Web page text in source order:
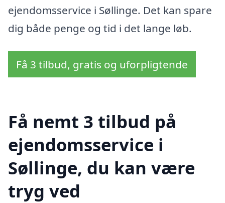
ejendomsservice i Søllinge. Det kan spare
dig både penge og tid i det lange løb.
Få 3 tilbud, gratis og uforpligtende
Få nemt 3 tilbud på
ejendomsservice i
Søllinge, du kan være
tryg ved